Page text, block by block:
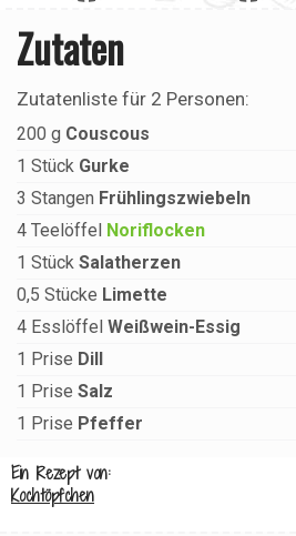
Zutaten
Zutatenliste für 2 Personen:
200 g Couscous
1 Stück Gurke
3 Stangen Frühlingszwiebeln
4 Teelöffel
Noriflocken
1 Stück Salatherzen
0,5 Stücke Limette
4 Esslöffel Weißwein-Essig
1 Prise Dill
1 Prise Salz
1 Prise Pfeffer
Ein Rezept von:
Kochtöpfchen